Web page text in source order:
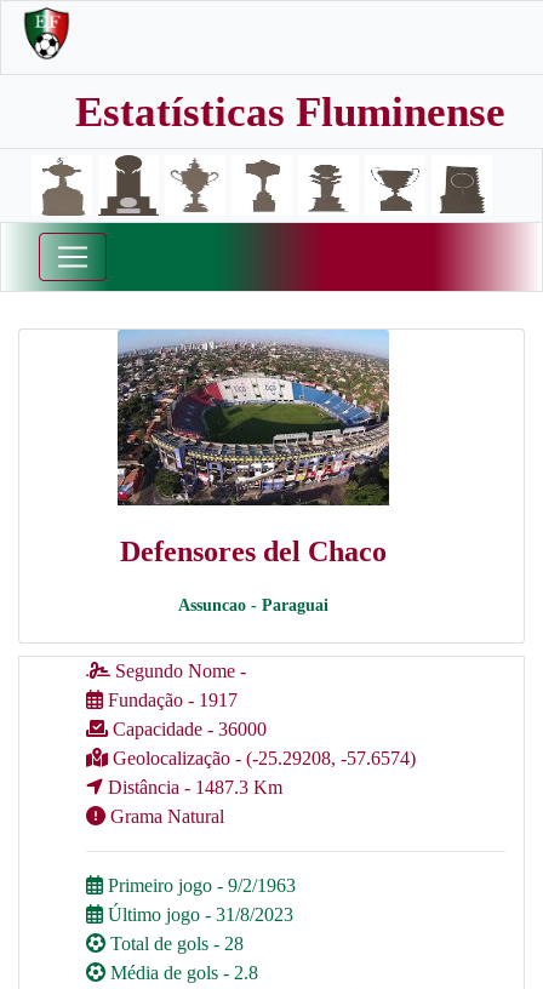
Estatísticas Fluminense
Defensores del Chaco
Assuncao - Paraguai
Segundo Nome -
Fundação - 1917
Capacidade - 36000
Geolocalização - (-25.29208, -57.6574)
Distância - 1487.3 Km
Grama Natural
Primeiro jogo - 9/2/1963
Último jogo - 31/8/2023
Total de gols - 28
Média de gols - 2.8